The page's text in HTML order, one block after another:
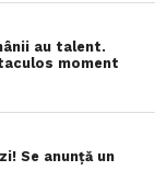
au talent.
moment
Se anunță un